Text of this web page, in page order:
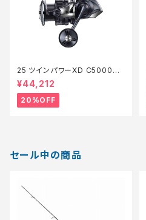
25 ツインパワーXD C5000XG
【特価リール】【20】
¥44,212
20%OFF
セール中の商品